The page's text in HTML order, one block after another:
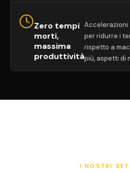
Zero tempi
morti,
massima
produttività
Accelerazioni
per ridurre i
rispetto a
più, aspetti di
I NOSTRI